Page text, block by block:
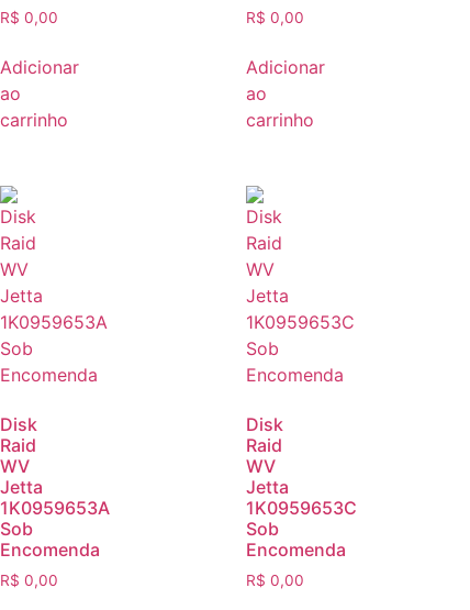
R$ 0,00
Adicionar
ao
carrinho
R$ 0,00
Adicionar
ao
carrinho
Disk
Raid
WV
Jetta
1K0959653A
Sob
Encomenda
R$ 0,00
Disk
Raid
WV
Jetta
1K0959653C
Sob
Encomenda
R$ 0,00